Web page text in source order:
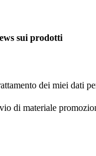
sui prodotti
dei miei dati
di materiale